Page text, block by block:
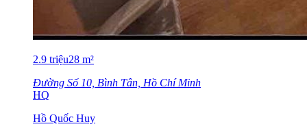
2.9 triệu28 m²
Đường Số 10, Bình Tân, Hồ Chí Minh
HQ
Hồ Quốc Huy